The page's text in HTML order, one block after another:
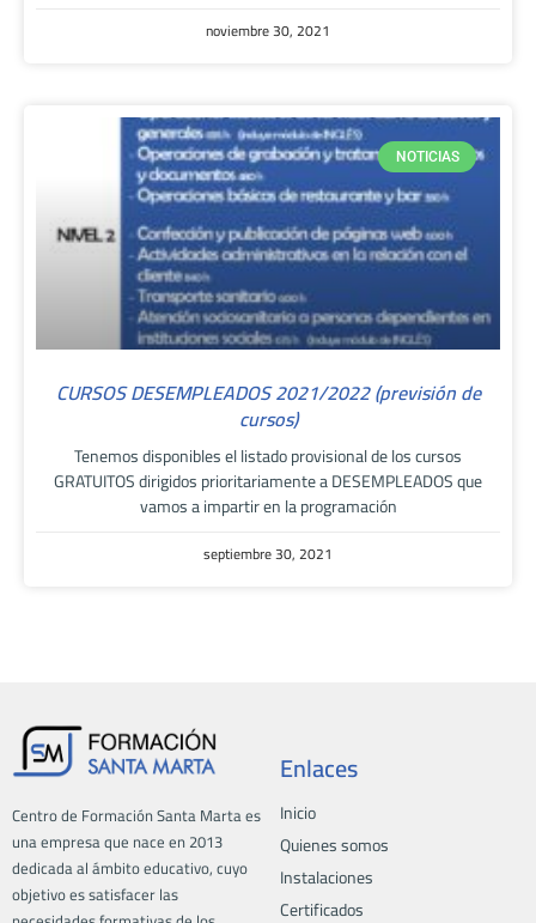
noviembre 30, 2021
NOTICIAS
CURSOS DESEMPLEADOS 2021/2022 (previsión de
cursos)
Tenemos disponibles el listado provisional de los cursos
GRATUITOS dirigidos prioritariamente a DESEMPLEADOS que
vamos a impartir en la programación
septiembre 30, 2021
Centro de Formación Santa Marta es
una empresa que nace en 2013
dedicada al ámbito educativo, cuyo
objetivo es satisfacer las
Enlaces
Inicio
Quienes somos
Instalaciones
Certificados